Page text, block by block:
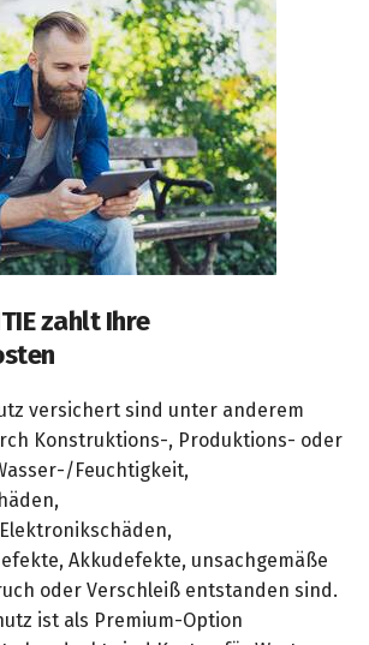
zahlt Ihre
versichert sind unter anderem
Konstruktions-, Produktions- oder
Feuchtigkeit,
Akkudefekte, unsachgemäße
oder Verschleiß entstanden sind.
ist als Premium-Option